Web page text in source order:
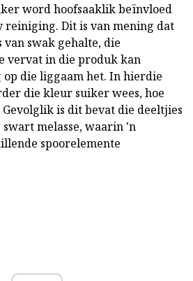
word hoofsaaklik beïnvloed
reiniging. Dit is van mening dat
swak gehalte, die
vervat in die produk kan
die liggaam het. In hierdie
die kleur suiker wees, hoe
is dit bevat die deeltjies
swart melasse, waarin 'n
spoorelemente